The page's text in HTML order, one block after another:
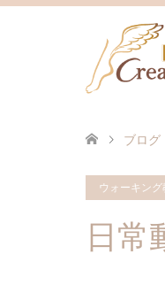
ブログ
ウォーキング
日常